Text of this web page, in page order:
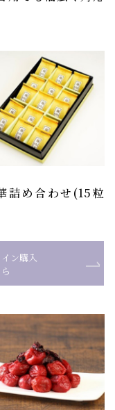
詰め合わせ(15粒
ン購入